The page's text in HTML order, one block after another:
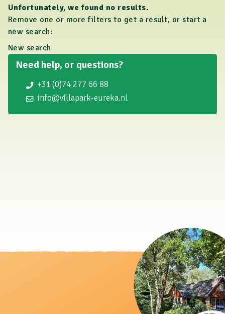
Unfortunately, we found no results.
Remove one or more filters to get a result, or start a
new search:
New search
Need help, or questions?
+31 (0)74 277 66 88
info@villapark-eureka.nl